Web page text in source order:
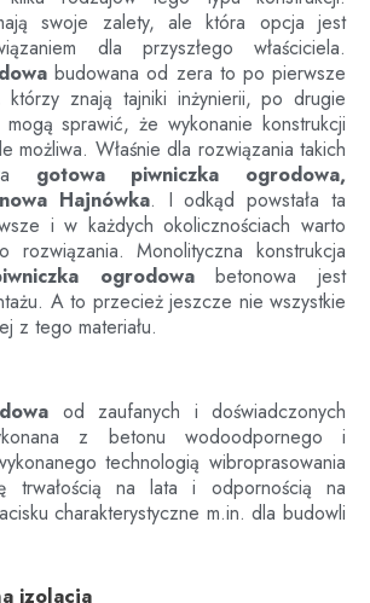
swoje zalety, ale która opcja jest
dla przyszłego właściciela.
budowana od zera to po pierwsze
znają tajniki inżynierii, po drugie
sprawić, że wykonanie konstrukcji
możliwa. Właśnie dla rozwiązania takich
gotowa piwniczka ogrodowa,
Hajnówka. I odkąd powstała ta
i w każdych okolicznościach warto
rozwiązania. Monolityczna konstrukcja
ogrodowabetonowa jest
A to przecież jeszcze nie wszystkie
z tego materiału.
od zaufanych i doświadczonych
z betonu wodoodpornego i
technologią wibroprasowania
trwałością na lata i odpornością na
charakterystyczne m.in. dla budowli
izolacja